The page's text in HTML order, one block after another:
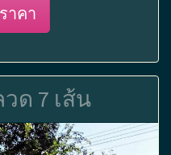
าคา
วด 7 เส้น